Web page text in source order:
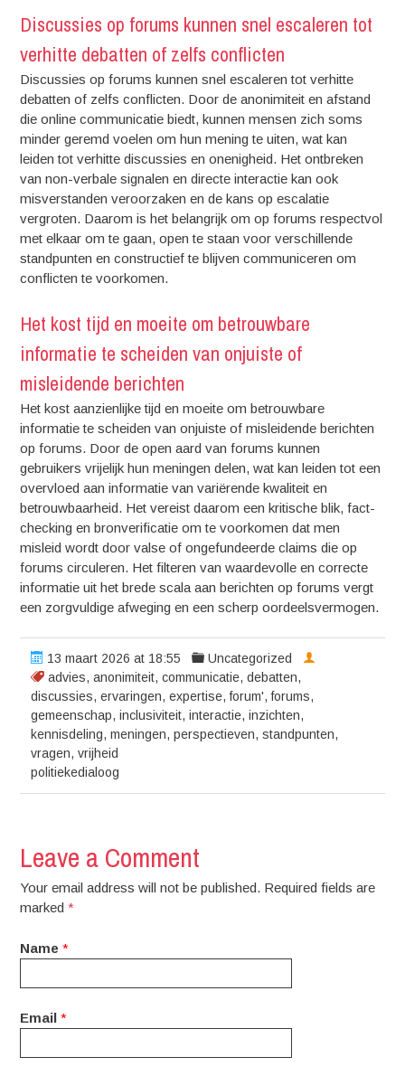
Discussies op forums kunnen snel escaleren tot
verhitte debatten of zelfs conflicten
Discussies op forums kunnen snel escaleren tot verhitte
debatten of zelfs conflicten. Door de anonimiteit en afstand
die online communicatie biedt, kunnen mensen zich soms
minder geremd voelen om hun mening te uiten, wat kan
leiden tot verhitte discussies en onenigheid. Het ontbreken
van non-verbale signalen en directe interactie kan ook
misverstanden veroorzaken en de kans op escalatie
vergroten. Daarom is het belangrijk om op forums respectvol
met elkaar om te gaan, open te staan voor verschillende
standpunten en constructief te blijven communiceren om
conflicten te voorkomen.
Het kost tijd en moeite om betrouwbare
informatie te scheiden van onjuiste of
misleidende berichten
Het kost aanzienlijke tijd en moeite om betrouwbare
informatie te scheiden van onjuiste of misleidende berichten
op forums. Door de open aard van forums kunnen
gebruikers vrijelijk hun meningen delen, wat kan leiden tot een
overvloed aan informatie van variërende kwaliteit en
betrouwbaarheid. Het vereist daarom een kritische blik, fact-
checking en bronverificatie om te voorkomen dat men
misleid wordt door valse of ongefundeerde claims die op
forums circuleren. Het filteren van waardevolle en correcte
informatie uit het brede scala aan berichten op forums vergt
een zorgvuldige afweging en een scherp oordeelsvermogen.
13 maart 2026 at 18:55
Uncategorized
advies,anonimiteit,communicatie,debatten,
discussies,ervaringen,expertise,forum',forums,
gemeenschap,inclusiviteit,interactie,inzichten,
kennisdeling,meningen,perspectieven,standpunten,
vragen,vrijheid
politiekedialoog
Leave a Comment
Your email address will not be published. Required fields are
marked*
Name *
Email *